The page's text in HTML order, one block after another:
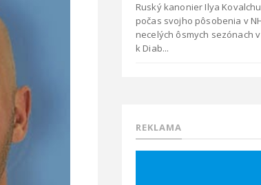
Ruský kanonier Ilya
počas svojho pôsobenia v
necelých ôsmych sezónach
k Diab...
REKLAMA